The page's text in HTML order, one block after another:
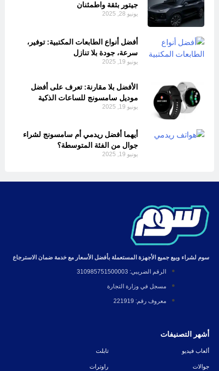
جيتور بثقة واطمئنان
يونيو 28, 2025
أفضل أنواع الطابعات المكتبية: توفير،
سرعة، جودة بلا تنازل
يونيو 19, 2025
الأفضل بلا مقارنة: تعرف على أفضل
موديل سامسونج للساعات الذكية
يونيو 19, 2025
أيهما أفضل ريدمي أم سامسونج لشراء
جوال من الفئة المتوسطة؟
يونيو 19, 2025
سوم لشراء وبيع جميع الأجهزة المستعملة بأفضل الأسعار مع خدمة ضمان الاسترجاع
الرقم الضريبي: 310985751500003
مسجل في وزارة التجارة
معروف رقم: 221919
أشهر التصنيفات
ألعاب فيديو تابلت
جوالات راوترات